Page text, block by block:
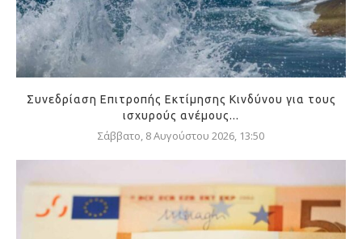
Συνεδρίαση Επιτροπής Εκτίμησης Κινδύνου για τους
ισχυρούς ανέμους...
Σάββατο, 8 Αυγούστου 2026, 13:50